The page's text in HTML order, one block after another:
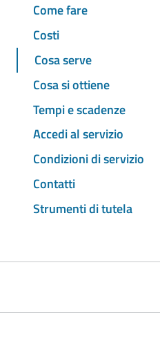
Come fare
Costi
Cosa serve
Cosa si ottiene
Tempi e scadenze
Accedi al servizio
Condizioni di servizio
Contatti
Strumenti di tutela